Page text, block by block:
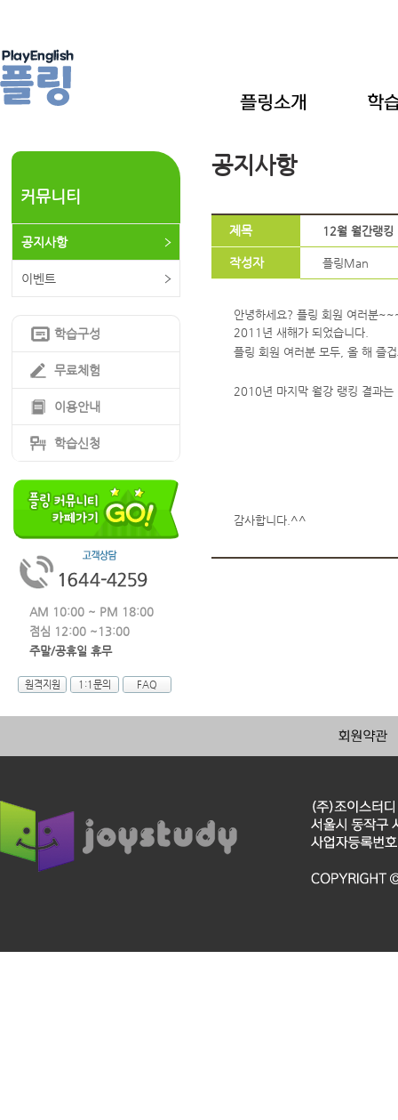
커뮤니티
공지사항
이벤트
학습구성
무료체험
이용안내
학습신청
AM 10:00 ~ PM 18:00
점심 12:00 ~13:00
주말/공휴일 휴무
원격지원 1:1문의 FAQ
공지사항
제목 12월 월간랭킹
작성자 플링Man
안녕하세요? 플링 회원 여러분
2011년 새해가 되었습니다.
플링 회원 여러분 모두, 올 해 즐
2010년 마지막 월강 랭킹 결과는
감사합니다.^^